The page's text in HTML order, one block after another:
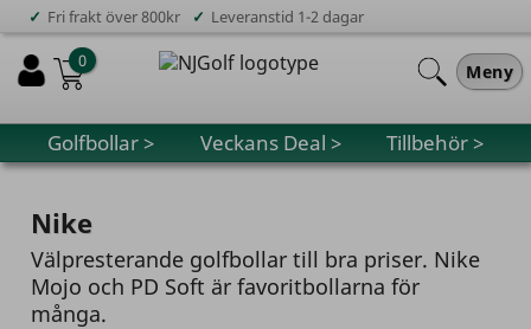
✓ Fri frakt över 800kr ✓ Leveranstid 1-2 dagar
Meny
0
Golfbollar > Veckans Deal > Tillbehör >
Nike
Välpresterande golfbollar till bra priser. Nike
Mojo och PD Soft är favoritbollarna för
många.